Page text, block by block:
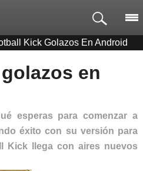
Kick Golazos En Android
en
esperas para comenzar a
éxito con su versión para
Kick llega con aires nuevos